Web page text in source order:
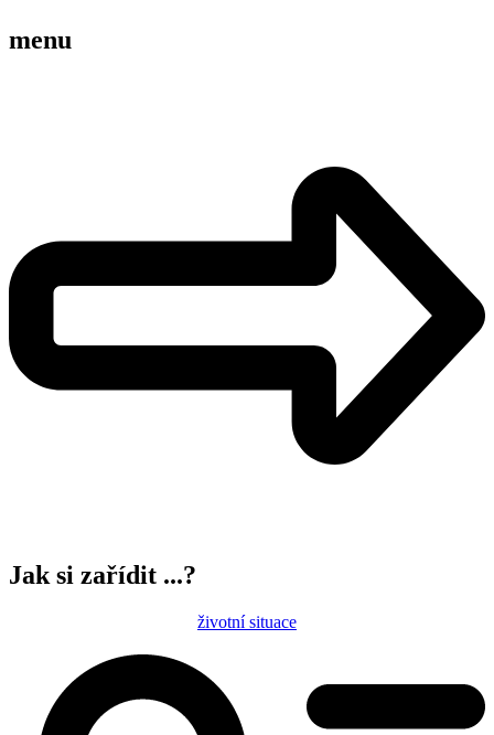
menu
Jak si zařídit ...?
životní situace